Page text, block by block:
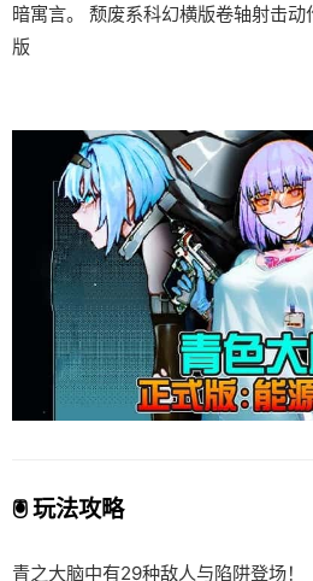
暗寓言。 颓废系科幻横版卷轴射击
版
🖲️ 玩法攻略
青之大脑中有29种敌人与陷阱登场！